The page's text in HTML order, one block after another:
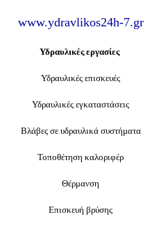
www.ydravlikos24h-7.gr
Υδραυλικές εργασίες
Υδραυλικές επισκευές
Υδραυλικές εγκαταστάσεις
Βλάβες σε υδραυλικά συστήματα
Τοποθέτηση καλοριφέρ
Θέρμανση
Επισκευή βρύσης